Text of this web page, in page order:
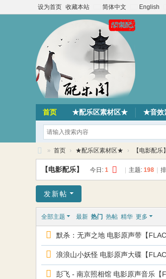
设为首页 收藏本站 简体中文 English
首页 ★配乐区素材区★ ★音效
乐
素
» 首页 › ★配乐区素材区★ › 【电影配乐】
【电影配乐】 今日: 1 主题: 198
发新帖
全部主题 最新 热门 热帖 精华 更多
默杀：无声之地 电影原声带【
浪浪山小妖怪 电影原声大碟【FLAC
彭飞 - 南京照相馆 电影原声音乐【